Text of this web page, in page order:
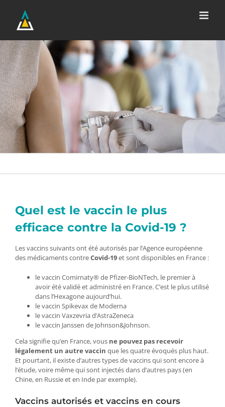
contenu
Quel est le vaccin le plus
efficace contre la Covid-19 ?
Les vaccins suivants ont été autorisés par l’Agence européenne
des médicaments contreCovid-19et sont disponibles en France :
le vaccin Comirnaty® de Pfizer-BioNTech, le premier à
avoir été validé et administré en France. C’est le plus utilisé
dans l’Hexagone aujourd’hui.
le vaccin Spikevax de Moderna
le vaccin Vaxzevria d’AstraZeneca
le vaccin Janssen de Johnson&Johnson.
Cela signifie qu’en France, vous ne pouvez pas recevoir
légalement un autre vaccin que les quatre évoqués plus haut.
Et pourtant, il existe d’autres types de vaccins qui sont encore à
l’étude, voire même qui sont injectés dans d’autres pays (en
Chine, en Russie et en Inde par exemple).
Vaccins autorisés et vaccins en cours